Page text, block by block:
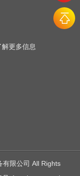
更多信息
有限公司 All Rights